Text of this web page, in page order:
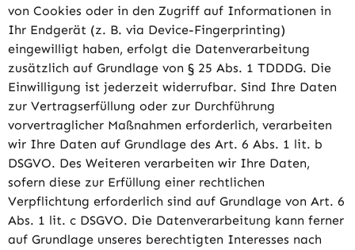
von Cookies oder in den Zugriff auf Informationen in
Ihr Endgerät (z. B. via Device-Fingerprinting)
eingewilligt haben, erfolgt die Datenverarbeitung
zusätzlich auf Grundlage von § 25 Abs. 1 TDDDG. Die
Einwilligung ist jederzeit widerrufbar. Sind Ihre Daten
zur Vertragserfüllung oder zur Durchführung
vorvertraglicher Maßnahmen erforderlich, verarbeiten
wir Ihre Daten auf Grundlage des Art. 6 Abs. 1 lit. b
DSGVO. Des Weiteren verarbeiten wir Ihre Daten,
sofern diese zur Erfüllung einer rechtlichen
Verpflichtung erforderlich sind auf Grundlage von Art. 6
Abs. 1 lit. c DSGVO. Die Datenverarbeitung kann ferner
auf Grundlage unseres berechtigten Interesses nach